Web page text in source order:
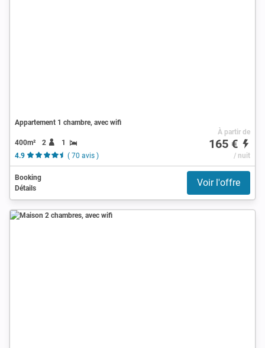
Appartement 1 chambre, avec wifi
400m² 2
1
4.9
( 70 avis )
À partir de
165 €
/ nuit
Booking
Détails
Voir l'offre